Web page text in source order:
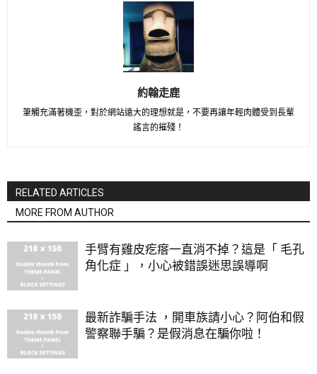
約翰走鹿
筆觸充滿著機歪，對於網站遠大的理想就是，不要再讓年輕肉體受到長輩
謠言的摧殘！
RELATED ARTICLES
MORE FROM AUTHOR
手臂有雞皮疙瘩一直消不掉？這是「 毛孔
角化症 」，小心被錯誤迷思誤導啊
最新詐騙手法 ，開車族請小心？阿伯和假
警察聯手騙？是假消息在騙你啦！